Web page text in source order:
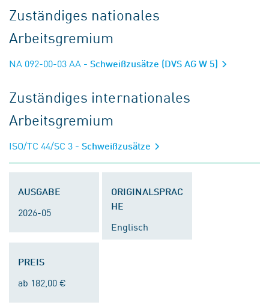
Zuständiges nationales
Arbeitsgremium
NA 092-00-03 AA - Schweißzusätze (DVS AG W 5)
Zuständiges internationales
Arbeitsgremium
ISO/TC 44/SC 3 - Schweißzusätze
AUSGABE
2026-05
ORIGINALSPRAC
HE
Englisch
PREIS
ab 182,00 €